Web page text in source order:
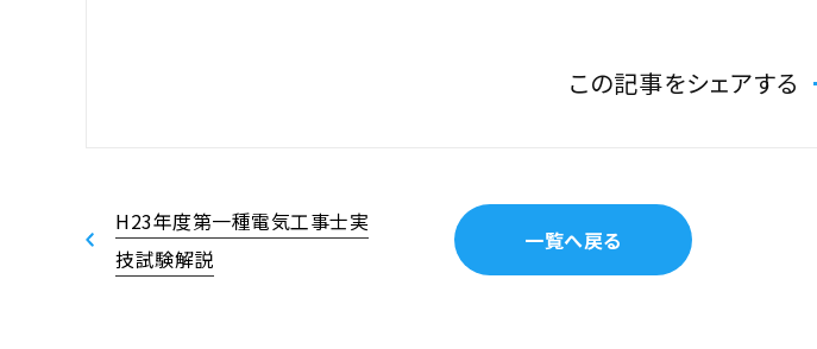
この記事をシェアする
H23年度第一種電気工事士実
技試験解説
一覧へ戻る